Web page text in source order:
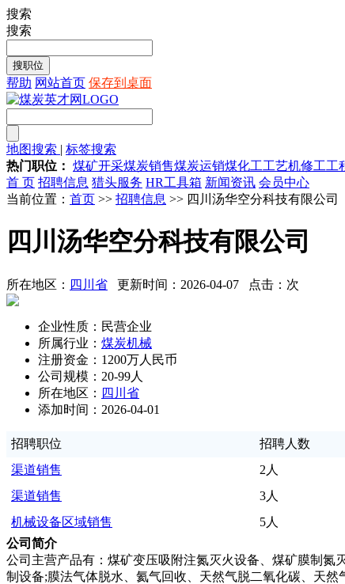
搜索
搜索
帮助 网站首页 保存到桌面
地图搜索 | 标签搜索
热门职位： 煤矿开采煤炭销售煤炭运销煤化工工艺机修工工
首 页 招聘信息 猎头服务 HR工具箱 新闻资讯 会员中心
当前位置： 首页 >> 招聘信息 >> 四川汤华空分科技有限公司
四川汤华空分科技有限公司
所在地区： 四川省 更新时间：2026-04-07 点击： 次
企业性质：民营企业
所属行业： 煤炭机械
注册资金：1200万人民币
公司规模：20-99人
所在地区： 四川省
添加时间：2026-04-01
招聘职位 招聘人数
渠道销售
2人
渠道销售
3人
机械设备区域销售
5人
公司简介
公司主营产品有：煤矿变压吸附注氮灭火设备、煤矿膜制
制设备;膜法气体脱水、氦气回收、天然气脱二氧化碳、天然